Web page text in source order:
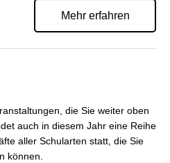
Mehr erfahren
die Sie weiter oben
auch in diesem Jahr eine Reihe
aller Schularten statt, die Sie
können.